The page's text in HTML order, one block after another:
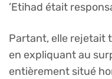
’Etihad était
Partant, elle rejetait
en expliquant au
entièrement situé